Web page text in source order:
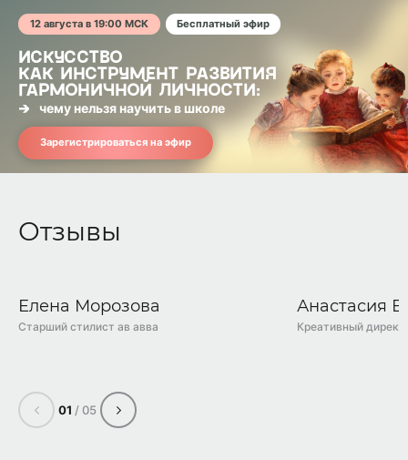
ИСКУССТВО
КАК ИНСТРУМЕНТ РАЗВИТИЯ
ГАРМОНИЧНОЙ ЛИЧНОСТИ:
чему нельзя научить в школе
12 августа в 19:00 МСК Бесплатный эфир
Отзывы
Елена Морозова
Старший стилист ав авва
Анастасия
Креативный
01 / 05